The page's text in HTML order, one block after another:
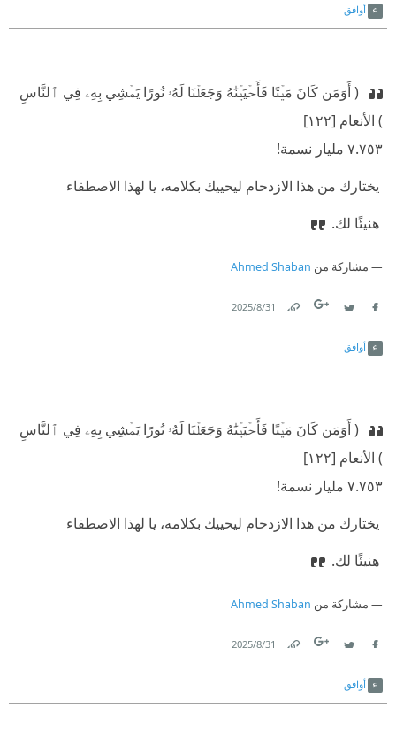
أوافق
‫ ( أَوَمَن كَانَ مَيۡتًا فَأَحۡيَيۡنَٰهُ وَجَعَلۡنَا لَهُۥ نُورًا يَمۡشِي بِهِۦ فِي ٱلنَّاسِ
) الأنعام [١٢٢]
‫٧.٧٥٣ مليار نسمة!
‫ يختارك من هذا الازدحام ليحييك بكلامه، يا لهذا الاصطفاء
‫ هنيئًا لك.
مشاركة من Ahmed Shaban
31‏/8‏/2025
أوافق
‫ ( أَوَمَن كَانَ مَيۡتًا فَأَحۡيَيۡنَٰهُ وَجَعَلۡنَا لَهُۥ نُورًا يَمۡشِي بِهِۦ فِي ٱلنَّاسِ
) الأنعام [١٢٢]
‫٧.٧٥٣ مليار نسمة!
‫ يختارك من هذا الازدحام ليحييك بكلامه، يا لهذا الاصطفاء
‫ هنيئًا لك.
مشاركة من Ahmed Shaban
31‏/8‏/2025
أوافق